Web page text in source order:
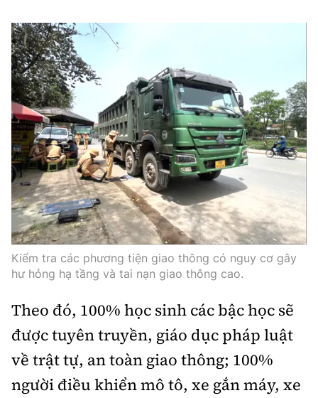
Kiểm tra các phương tiện giao thông có nguy cơ gây
hư hỏng hạ tầng và tai nạn giao thông cao.
Theo đó, 100% học sinh các bậc học sẽ
được tuyên truyền, giáo dục pháp luật
về trật tự, an toàn giao thông; 100%
người điều khiển mô tô, xe gắn máy, xe